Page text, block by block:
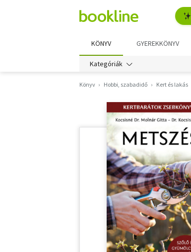
KÖNYV GYEREKKÖNYV
Kategóriák
Könyv Hobbi, szabadidő Kert és lakás